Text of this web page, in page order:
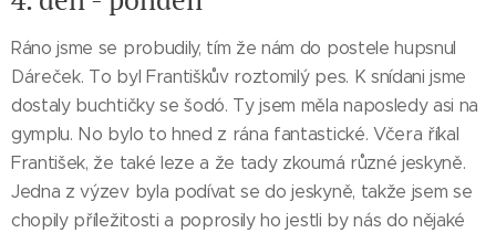
Ráno jsme se probudily, tím že nám do postele hupsnul
Dáreček. To byl Františkův roztomilý pes. K snídani jsme
dostaly buchtičky se šodó. Ty jsem měla naposledy asi na
gymplu. No bylo to hned z rána fantastické. Včera říkal
František, že také leze a že tady zkoumá různé jeskyně.
Jedna z výzev byla podívat se do jeskyně, takže jsem se
chopily příležitosti a poprosily ho jestli by nás do nějaké